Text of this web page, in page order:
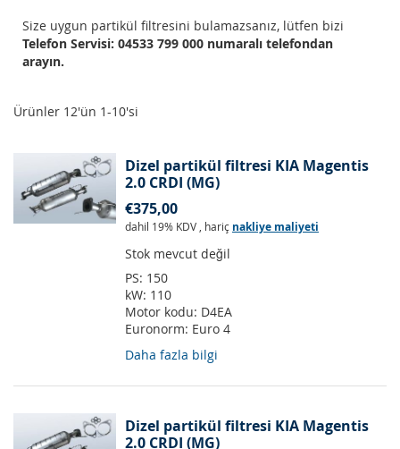
Size uygun partikül filtresini bulamazsanız, lütfen bizi
Telefon Servisi: 04533 799 000 numaralı telefondan
arayın.
Ürünler 12'ün 1-10'si
Dizel partikül filtresi KIA Magentis
2.0 CRDI (MG)
€375,00
dahil 19% KDV , hariç nakliye maliyeti
Stok mevcut değil
PS: 150
kW: 110
Motor kodu: D4EA
Euronorm: Euro 4
Daha fazla bilgi
Dizel partikül filtresi KIA Magentis
2.0 CRDI (MG)